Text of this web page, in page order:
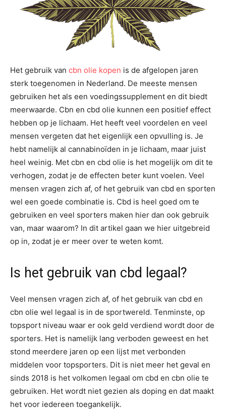
Het gebruik van cbn olie kopen is de afgelopen jaren
sterk toegenomen in Nederland. De meeste mensen
gebruiken het als een voedingssupplement en dit biedt
meerwaarde. Cbn en cbd olie kunnen een positief effect
hebben op je lichaam. Het heeft veel voordelen en veel
mensen vergeten dat het eigenlijk een opvulling is. Je
hebt namelijk al cannabinoïden in je lichaam, maar juist
heel weinig. Met cbn en cbd olie is het mogelijk om dit te
verhogen, zodat je de effecten beter kunt voelen. Veel
mensen vragen zich af, of het gebruik van cbd en sporten
wel een goede combinatie is. Cbd is heel goed om te
gebruiken en veel sporters maken hier dan ook gebruik
van, maar waarom? In dit artikel gaan we hier uitgebreid
op in, zodat je er meer over te weten komt.
Is het gebruik van cbd legaal?
Veel mensen vragen zich af, of het gebruik van cbd en
cbn olie wel legaal is in de sportwereld. Tenminste, op
topsport niveau waar er ook geld verdiend wordt door de
sporters. Het is namelijk lang verboden geweest en het
stond meerdere jaren op een lijst met verbonden
middelen voor topsporters. Dit is niet meer het geval en
sinds 2018 is het volkomen legaal om cbd en cbn olie te
gebruiken. Het wordt niet gezien als doping en dat maakt
het voor iedereen toegankelijk.